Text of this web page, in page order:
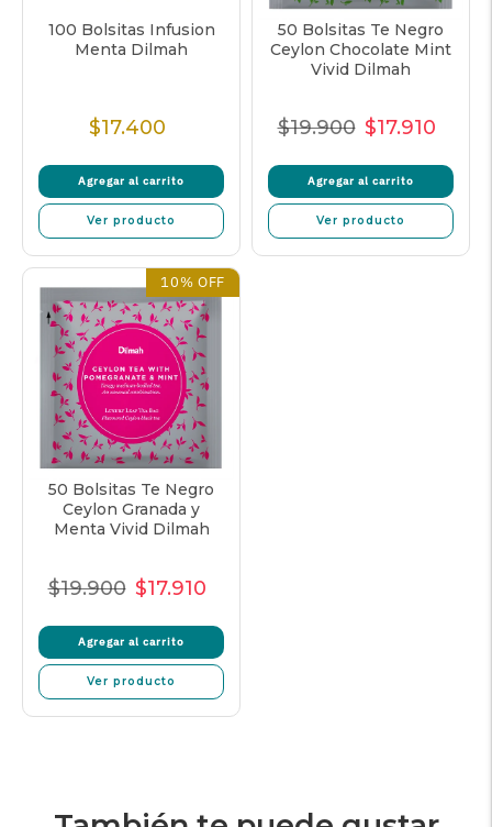
100 Bolsitas Infusion
Menta Dilmah
Precio
$17.400
Agregar al carrito
Ver producto
50 Bolsitas Te Negro
Ceylon Chocolate Mint
Vivid Dilmah
Precio
$19.900 Precio
venta
$17.910
Agregar al carrito
Ver producto
10% OFF
50 Bolsitas Te Negro
Ceylon Granada y
Menta Vivid Dilmah
Precio
$19.900 Precio
venta
$17.910
Agregar al carrito
Ver producto